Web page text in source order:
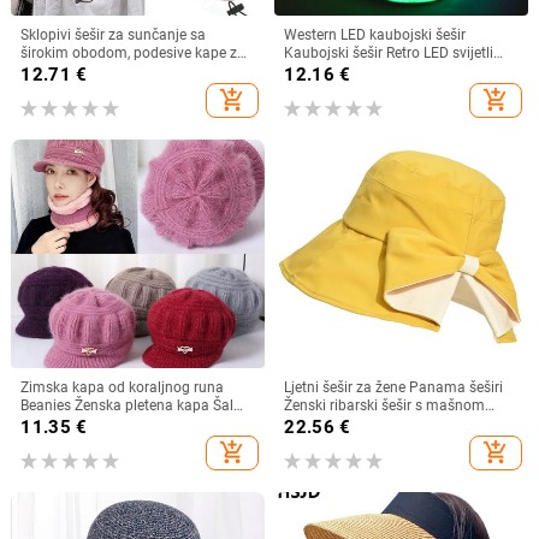
Sklopivi šešir za sunčanje sa
širokim obodom, podesive kape za
muškarce, žene, šeširi za plažu,
ljetni brzosušeći viziri, ribarska kapa
12.71 €
add_shopping_cart
Western LED kaubojski šešir
Kaubojski šešir Retro LED svijetli
obod Jazz cilindar Svjetleći
mladenkin šešir Cosplay kostim
Kaubojsko odijelo za žene
12.16 €
add_shopping_cart
Zimska kapa od koraljnog runa
Beanies Ženska pletena kapa Šal
Održava toplinu Vunena pletena
kapa Kapa sa šiltom Dvoslojne
zaštitne kape
11.35 €
add_shopping_cart
Ljetni šešir za žene Panama šeširi
Ženski ribarski šešir s mašnom
Trend ženski šeširi s kantom
Suncobran Prozračne kape za
sunce za žene
22.56 €
add_shopping_cart